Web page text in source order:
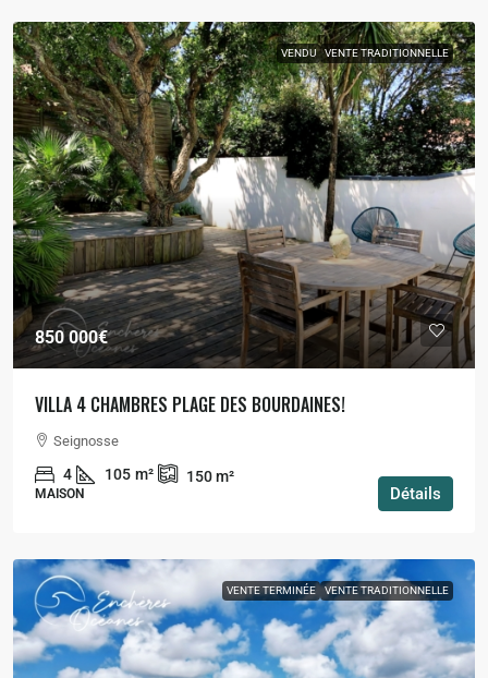
VENDU VENTE TRADITIONNELLE
850 000€
VILLA 4 CHAMBRES PLAGE DES BOURDAINES!
Seignosse
4 105 m² 150m²
MAISON Détails
VENTE TERMINÉE VENTE TRADITIONNELLE